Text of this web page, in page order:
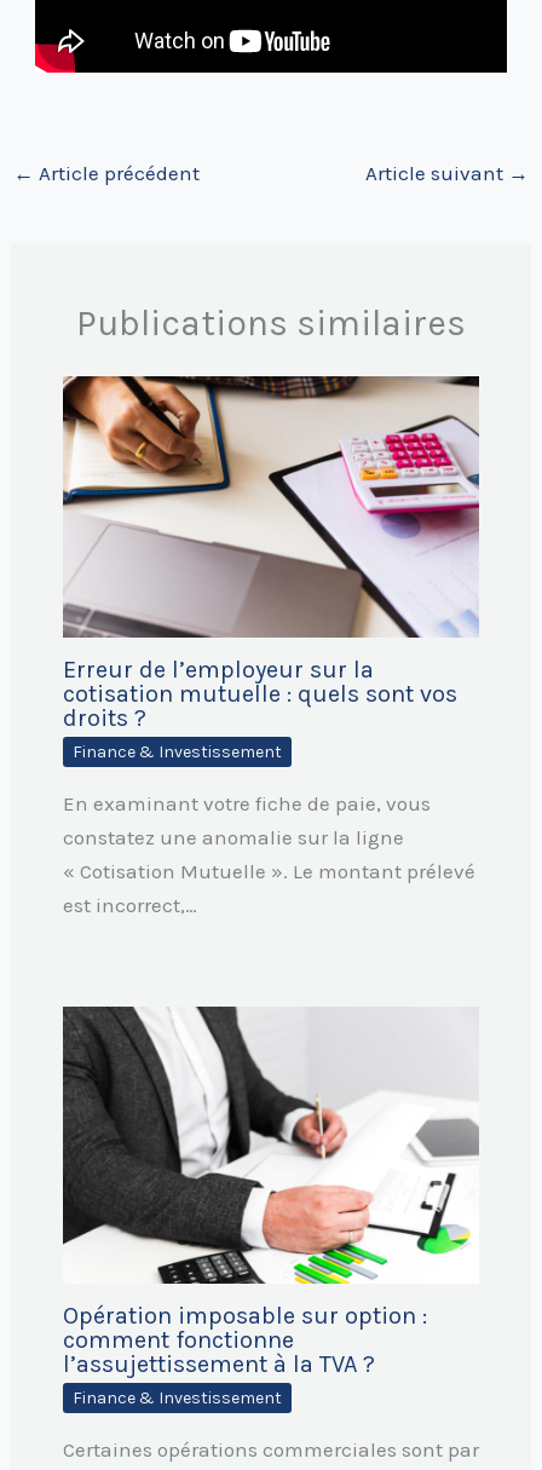
← Article précédent Article suivant →
Publications similaires
Erreur de l’employeur sur la
cotisation mutuelle : quels sont vos
droits ?
Finance & Investissement
En examinant votre fiche de paie, vous
constatez une anomalie sur la ligne
« Cotisation Mutuelle ». Le montant prélevé
est incorrect,…
Opération imposable sur option :
comment fonctionne
l’assujettissement à la TVA ?
Finance & Investissement
Certaines opérations commerciales sont par